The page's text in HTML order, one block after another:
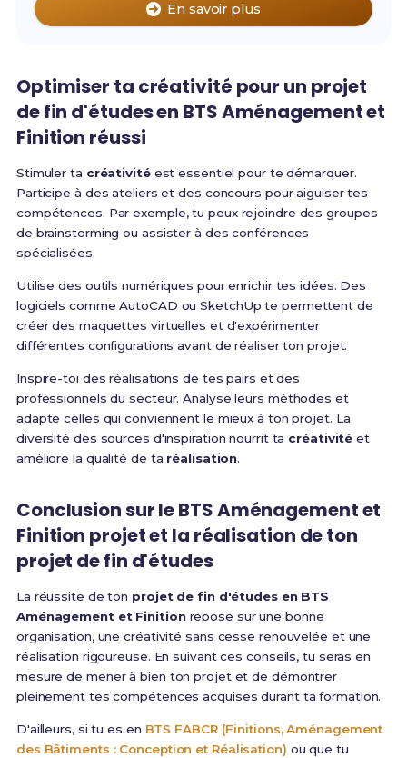
En savoir plus
Optimiser ta créativité pour un projet
de fin d'études en BTS Aménagement et
Finition réussi
Stimuler ta créativitéest essentiel pour te démarquer.
Participe à des ateliers et des concours pour aiguiser tes
compétences. Par exemple, tu peux rejoindre des groupes
de brainstorming ou assister à des conférences
spécialisées.
Utilise des outils numériques pour enrichir tes idées. Des
logiciels comme AutoCAD ou SketchUp te permettent de
créer des maquettes virtuelles et d'expérimenter
différentes configurations avant de réaliser ton projet.
Inspire-toi des réalisations de tes pairs et des
professionnels du secteur. Analyse leurs méthodes et
adapte celles qui conviennent le mieux à ton projet. La
diversité des sources d'inspiration nourrit ta créativité et
améliore la qualité de ta réalisation.
Conclusion sur leBTS Aménagement et
Finition projetet la réalisation de ton
projet de fin d'études
La réussite de ton projet de fin d'études en BTS
Aménagement et Finitionrepose sur une bonne
organisation, une créativité sans cesse renouvelée et une
réalisation rigoureuse. En suivant ces conseils, tu seras en
mesure de mener à bien ton projet et de démontrer
pleinement tes compétences acquises durant ta formation.
D'ailleurs, si tu es en BTS FABCR (Finitions, Aménagement
des Bâtiments : Conception et Réalisation) ou que tu